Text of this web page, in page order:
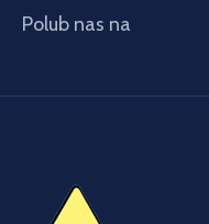
Polub nas na